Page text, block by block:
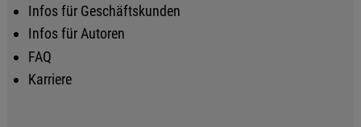
Infos für Geschäftskunden
Infos für Autoren
FAQ
Karriere